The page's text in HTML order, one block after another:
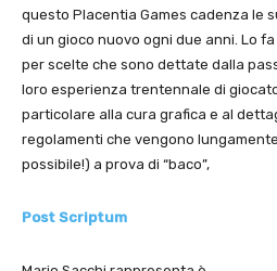
questo Placentia Games cadenza le
di un gioco nuovo ogni due anni. Lo
per scelte che sono dettate dalla
loro esperienza trentennale di
particolare alla cura grafica e al
regolamenti che vengono
possibile!) a prova di “baco”,
Post Scriptum